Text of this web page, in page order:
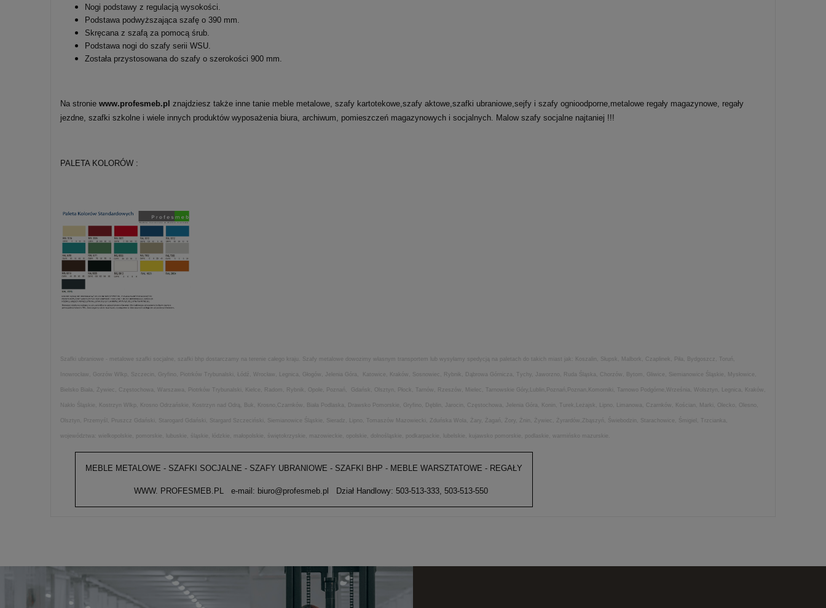
Nogi podstawy z regulacją wysokości.
Podstawa podwyższająca szafę o 390 mm.
Skręcana z szafą za pomocą śrub.
Podstawa nogi do szafy serii WSU.
Została przystosowana do szafy o szerokości 900 mm.
Na stronie www.profesmeb.pl znajdziesz także inne tanie meble metalowe, szafy kartotekowe,szafy aktowe,szafki ubraniowe,sejfy i szafy ognioodporne,metalowe regały magazynowe, regały
jezdne, szafki szkolne i wiele innych produktów wyposażenia biura, archiwum, pomieszczeń magazynowych i socjalnych. Malow szafy socjalne najtaniej !!!
PALETA KOLORÓW :
Szafki ubraniowe - metalowe szafki socjalne, szafki bhp dostarczamy na terenie całego kraju. Szafy metalowe dowozimy własnym transportem lub wysyłamy spedycją na paletach do takich miast jak: Koszalin, Słupsk, Malbork, Czaplinek, Piła, Bydgoszcz, Toruń,
Inowrocław, Gorzów Wlkp, Szczecin, Gryfino, Piotrków Trybunalski, Łódź, Wrocław, Legnica, Głogów, Jelenia Góra, Katowice, Kraków, Sosnowiec, Rybnik, Dąbrowa Górnicza, Tychy, Jaworzno, Ruda Śląska, Chorzów, Bytom, Gliwice, Siemianowice Śląskie, Mysłowice,
Bielsko Biała, Żywiec, Częstochowa, Warszawa, Piotrków Trybunalski, Kielce, Radom, Rybnik, Opole, Poznań, Gdańsk, Olsztyn, Płock, Tarnów, Rzeszów, Mielec, Tarnowskie Góry,Lublin,Poznań,Poznan,Komorniki, Tarnowo Podgórne,Września, Wolsztyn, Legnica, Kraków,
Nakło Śląskie, Kostrzyn Wlkp, Krosno Odrzańskie, Kostrzyn nad Odrą, Buk, Krosno,Czarnków, Biała Podlaska, Drawsko Pomorskie, Gryfino, Dęblin, Jarocin, Częstochowa, Jelenia Góra, Konin, Turek,Leżajsk, Lipno, Limanowa, Czarnków, Kościan, Marki, Olecko, Olesno,
Olsztyn, Przemyśl, Pruszcz Gdański, Starogard Gdański, Stargard Szczeciński, Siemianowice Śląskie, Sieradz, Lipno, Tomaszów Mazowiecki, Zduńska Wola, Żary, Żagań, Żory, Żnin, Żywiec, Żyrardów,Zbąszyń, Świebodzin, Starachowice, Śmigiel, Trzcianka,
województwa: wielkopolskie, pomorskie, lubuskie, śląskie, łódzkie, małopolskie, świętokrzyskie, mazowieckie, opolskie, dolnośląskie, podkarpackie, lubelskie, kujawsko pomorskie, podlaskie, warmińsko mazurskie.
MEBLE METALOWE - SZAFKI SOCJALNE - SZAFY UBRANIOWE - SZAFKI BHP - MEBLE WARSZTATOWE - REGAŁY
WWW. PROFESMEB.PL e-mail: biuro@profesmeb.pl Dział Handlowy: 503-513-333, 503-513-550